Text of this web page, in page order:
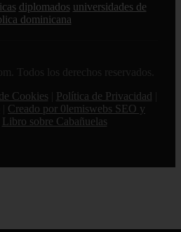
diplomados universidades de
dominicana
Todos los derechos reservados.
Cookies Política de Privacidad
Creado por 0lemiswebs SEO y
Libro sobre Cabañuelas